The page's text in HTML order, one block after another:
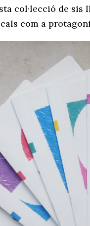
col·lecció de
com a